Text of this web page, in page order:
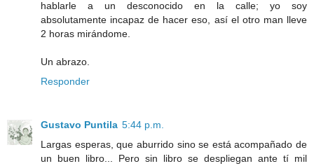
hablarle a un desconocido en la calle; yo soy
absolutamente incapaz de hacer eso, así el otro man lleve
2 horas mirándome.
Un abrazo.
Responder
Gustavo Puntila 5:44 p.m.
Largas esperas, que aburrido sino se está acompañado de
un buen libro... Pero sin libro se despliegan ante tí mil